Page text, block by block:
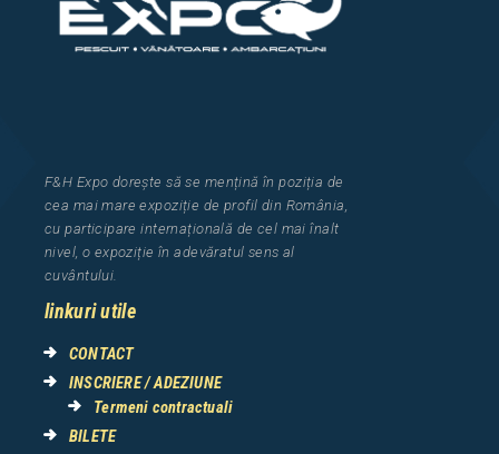
F&H Expo dorește să se mențină în poziția de
cea mai mare expoziție de profil din România
cu participare internațională de cel maiînalt
nivel, o expoziție în adevăratul sens al
cuvântului.
linkuri utile
CONTACT
INSCRIERE / ADEZIUNE
Termeni contractuali
BILETE